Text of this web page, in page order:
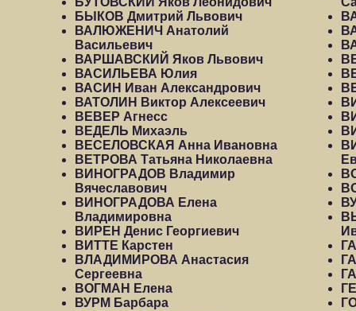
БЫКОВ Дмитрий Львович
ВАЛЮЖЕНИЧ Анатолий
Васильевич
ВАРШАВСКИЙ Яков Львович
ВАСИЛЬЕВА Юлия
ВАСИН Иван Александрович
ВАТОЛИН Виктор Алексеевич
ВЕВЕР Агнесс
ВЕДЕЛЬ Михаэль
ВЕСЕЛОВСКАЯ Анна Ивановна
ВЕТРОВА Татьяна Николаевна
ВИНОГРАДОВ Владимир
Вячеславович
ВИНОГРАДОВА Елена
Владимировна
ВИРЕН Денис Георгиевич
ВИТТЕ Карстен
ВЛАДИМИРОВА Анастасия
Сергеевна
ВОГМАН Елена
ВУРМ Барбара